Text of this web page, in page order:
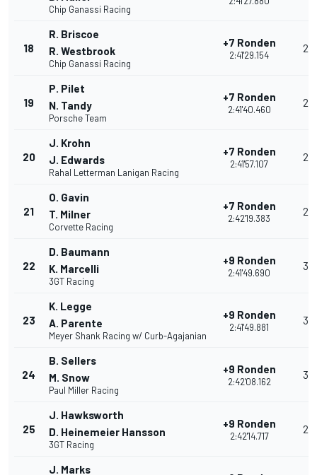
Chip Ganassi Racing
18
R. Briscoe
R. Westbrook
Chip Ganassi Racing
+7 Ronden
2:41'29.154
26
19
P. Pilet
N. Tandy
Porsche Team
+7 Ronden
2:41'40.460
25
20
J. Krohn
J. Edwards
Rahal Letterman Lanigan Racing
+7 Ronden
2:41'57.107
24
21
O. Gavin
T. Milner
Corvette Racing
+7 Ronden
2:42'19.383
23
22
D. Baumann
K. Marcelli
3GT Racing
+9 Ronden
2:41'49.690
35
23
K. Legge
A. Parente
Meyer Shank Racing w/ Curb-Agajanian
+9 Ronden
2:41'49.881
32
24
B. Sellers
M. Snow
Paul Miller Racing
+9 Ronden
2:42'08.162
30
25
J. Hawksworth
D. Heinemeier Hansson
3GT Racing
+9 Ronden
2:42'14.717
28
J. Marks